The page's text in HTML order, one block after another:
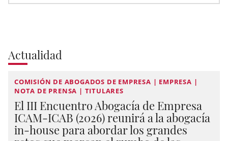
Actualidad
COMISIÓN DE ABOGADOS DE EMPRESA | EMPRESA |
NOTA DE PRENSA | TITULARES
El III Encuentro Abogacía de Empresa
ICAM-ICAB (2026) reunirá a la abogacía
in-house para abordar los grandes